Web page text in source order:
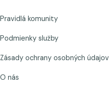
Pravidlá komunity
Podmienky služby
Zásady ochrany osobných údajov
O nás